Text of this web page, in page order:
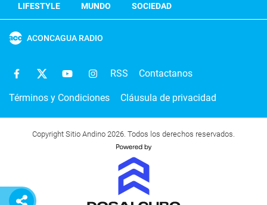
LIFESTYLE
MUNDO SOCIEDAD
ACONCAGUA RADIO
RSS Contactanos
Términos y Condiciones Cláusula de privacidad
Copyright Sitio Andino 2026. Todos los derechos reservados.